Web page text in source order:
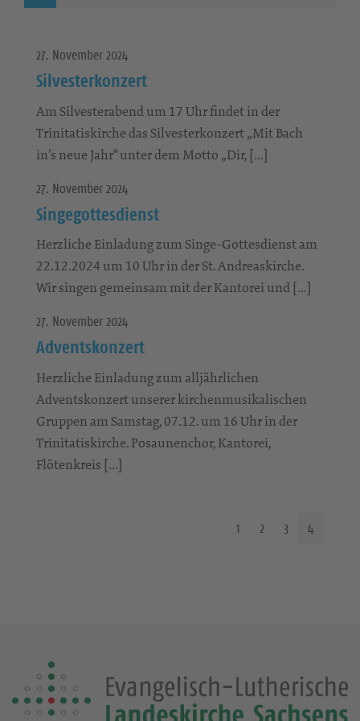
27. November 2024
Silvesterkonzert
Am Silvesterabend um 17 Uhr findet in der
Trinitatiskirche das Silvesterkonzert „Mit Bach
in’s neue Jahr“ unter dem Motto „Dir, […]
27. November 2024
Singegottesdienst
Herzliche Einladung zum Singe-Gottesdienst am
22.12.2024 um 10 Uhr in der St. Andreaskirche.
Wir singen gemeinsam mit der Kantorei und […]
27. November 2024
Adventskonzert
Herzliche Einladung zum alljährlichen
Adventskonzert unserer kirchenmusikalischen
Gruppen am Samstag, 07.12. um 16 Uhr in der
Trinitatiskirche. Posaunenchor, Kantorei,
Flötenkreis […]
1 2 3 4